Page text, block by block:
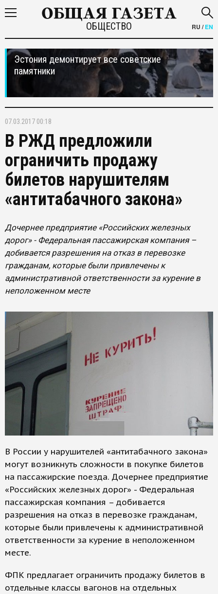
ОБЩЕСТВО RU /EN
Эстония демонтирует все советские
памятники
07.03.2017 00:18
В РЖД предложили
ограничить продажу
билетов нарушителям
«антитабачного закона»
Дочернее предприятие «Российских железных
дорог» - Федеральная пассажирская компания –
добивается разрешения на отказ в перевозке
гражданам, которые были привлечены к
административной ответственности за курение в
неположенном месте
В России у нарушителей «антитабачного закона»
могут возникнуть сложности в покупке билетов
на пассажирские поезда. Дочернее предприятие
«Российских железных дорог» - Федеральная
пассажирская компания – добивается
разрешения на отказ в перевозке гражданам,
которые были привлечены к административной
ответственности за курение в неположенном
месте.
ФПК предлагает ограничить продажу билетов в
отдельные классы вагонов на отдельных